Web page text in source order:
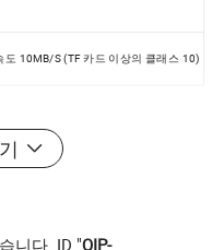
도 10MB/S (TF 카드 이상의 클래스 10)
니다. ID "QIP-